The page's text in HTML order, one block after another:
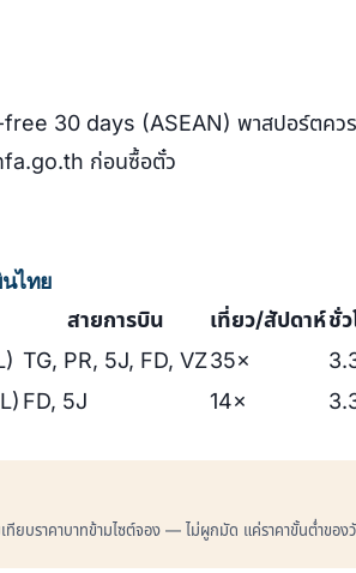
30 days (ASEAN) พาสปอร์ตควร
ก่อนซื้อตั๋ว
ไทย
สายการบิน เที่ยว/สัปดาห์ชั่
TG, PR, 5J, FD, VZ35×
FD, 5J 14×
ยบราคาบาทข้ามไซต์จอง — ไม่ผูกมัด แค่ราคาขั้นต่ำของ